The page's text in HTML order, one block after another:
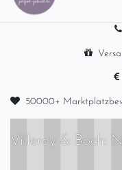
50000+
Villeroy & Boch: